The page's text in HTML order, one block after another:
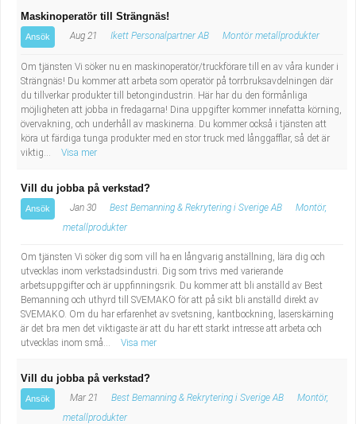
Administrativ assistent
Lärare i gymnasiet
Maskinoperatör till Strängnäs!
Ansök Aug 21 Ikett Personalpartner AB Montör metallprodukter
Om tjänsten Vi söker nu en maskinoperatör/truckförare till en av våra kunder i
Strängnäs! Du kommer att arbeta som operatör på torrbruksavdelningen där
du tillverkar produkter till betongindustrin. Här har du den förmånliga
möjligheten att jobba in fredagarna! Dina uppgifter kommer innefatta körning,
övervakning, och underhåll av maskinerna. Du kommer också i tjänsten att
köra ut färdiga tunga produkter med en stor truck med långgafflar, så det är
viktig...
Visa mer
Vill du jobba på verkstad?
Ansök Jan 30 Best Bemanning & Rekrytering i Sverige AB
Montör,
metallprodukter
Om tjänsten Vi söker dig som vill ha en långvarig anställning, lära dig och
utvecklas inom verkstadsindustri. Dig som trivs med varierande
arbetsuppgifter och är uppfinningsrik. Du kommer att bli anställd av Best
Bemanning och uthyrd till SVEMAKO för att på sikt bli anställd direkt av
SVEMAKO. Om du har erfarenhet av svetsning, kantbockning, laserskärning
är det bra men det viktigaste är att du har ett starkt intresse att arbeta och
utvecklas inom små...
Visa mer
Vill du jobba på verkstad?
Ansök Mar 21 Best Bemanning & Rekrytering i Sverige AB
Montör,
metallprodukter